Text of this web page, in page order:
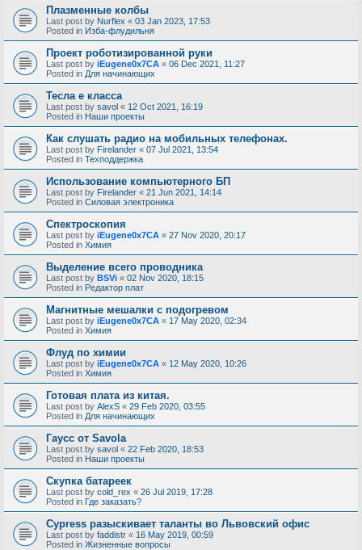
Плазменные колбы
Last post by Nurflex « 03 Jan 2023, 17:53
Posted in Изба-флудильня
Проект роботизированной руки
Last post by iEugene0x7CA « 06 Dec 2021, 11:27
Posted in Для начинающих
Тесла е класса
Last post by savol « 12 Oct 2021, 16:19
Posted in Наши проекты
Как слушать радио на мобильных телефонах.
Last post by Firelander « 07 Jul 2021, 13:54
Posted in Техподдержка
Использование компьютерного БП
Last post by Firelander « 21 Jun 2021, 14:14
Posted in Силовая электроника
Спектроскопия
Last post by iEugene0x7CA « 27 Nov 2020, 20:17
Posted in Химия
Выделение всего проводника
Last post by BSVi « 02 Nov 2020, 18:15
Posted in Редактор плат
Магнитные мешалки с подогревом
Last post by iEugene0x7CA « 17 May 2020, 02:34
Posted in Химия
Флуд по химии
Last post by iEugene0x7CA « 12 May 2020, 10:26
Posted in Химия
Готовая плата из китая.
Last post by AlexS « 29 Feb 2020, 03:55
Posted in Для начинающих
Гаусс от Savola
Last post by savol « 22 Feb 2020, 18:53
Posted in Наши проекты
Скупка батареек
Last post by cold_rex « 26 Jul 2019, 17:28
Posted in Где заказать?
Cypress разыскивает таланты во Львовский офис
Last post by faddistr « 16 May 2019, 00:59
Posted in Жизненные вопросы